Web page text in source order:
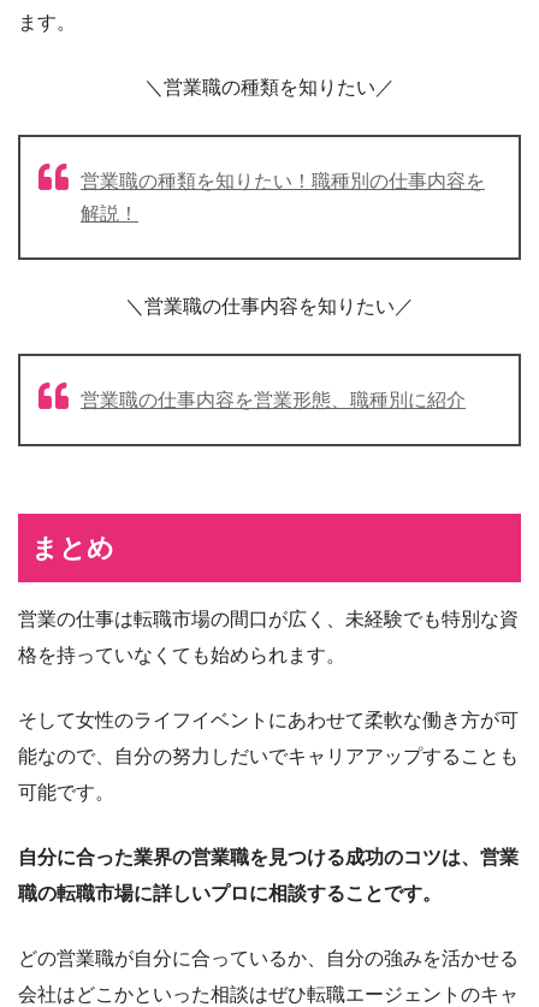
ます。
＼営業職の種類を知りたい／
営業職の種類を知りたい！職種別の仕事内容を
解説！
＼営業職の仕事内容を知りたい／
営業職の仕事内容を営業形態、職種別に紹介
まとめ
営業の仕事は転職市場の間口が広く、未経験でも特別な資
格を持っていなくても始められます。
そして女性のライフイベントにあわせて柔軟な働き方が可
能なので、自分の努力しだいでキャリアアップすることも
可能です。
自分に合った業界の営業職を見つける成功のコツは、営業
職の転職市場に詳しいプロに相談することです。
どの営業職が自分に合っているか、自分の強みを活かせる
会社はどこかといった相談はぜひ転職エージェントのキャ